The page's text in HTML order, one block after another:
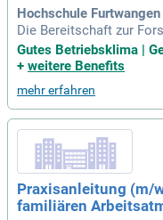
Hochschule
Die Bereitschaft zur
am Aufbau eines
erpunktes wird
keit.
Gutes Betriebsklima |
+ weitere Benefits
mehr erfahren
Praxisanleitung (m/
familiären